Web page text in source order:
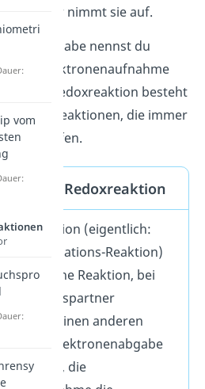
Partner nimmt sie auf.
nennst du
, die Elektronenaufnahme
. Eine Redoxreaktion besteht
zwei Teilreaktionen, die immer
ablaufen.
der Redoxreaktion
(eigentlich:
Oxidations-Reaktion)
chemische Reaktion, bei
Reaktionspartner
auf einen anderen
Die Elektronenabgabe
Oxidation, die
vom